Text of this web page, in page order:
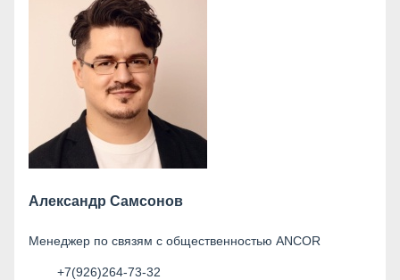
Александр Самсонов
Менеджер по связям с общественностью ANCOR
+7(926)264-73-32